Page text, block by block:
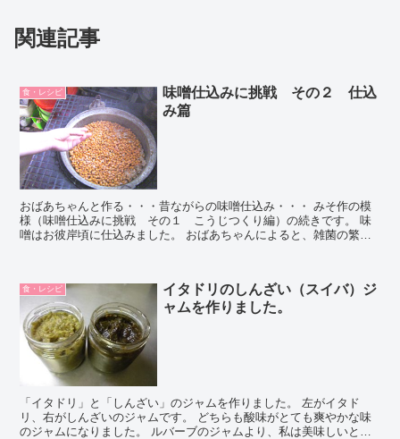
関連記事
食・レシピ
味噌仕込みに挑戦 その２ 仕込
み篇
おばあちゃんと作る・・・昔ながらの味噌仕込み・・・ みそ作の模
様（味噌仕込みに挑戦 その１ こうじつくり編）の続きです。 味
噌はお彼岸頃に仕込みました。 おばあちゃんによると、雑菌の繁殖
食・レシピ
イタドリのしんざい（スイバ）ジ
ャムを作りました。
「イタドリ」と「しんざい」のジャムを作りました。 左がイタド
リ、右がしんざいのジャムです。 どちらも酸味がとても爽やかな味
のジャムになりました。 ルバーブのジャムより、私は美味しいと思